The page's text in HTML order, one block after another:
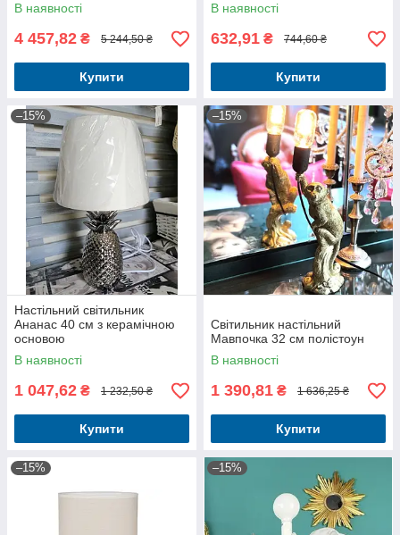
В наявності
4 457,82 ₴ 5 244,50 ₴
Купити
В наявності
632,91 ₴ 744,60 ₴
Купити
–15%
Настільний світильник
Ананас 40 см з керамічною
основою
В наявності
1 047,62 ₴ 1 232,50 ₴
Купити
–15%
Світильник настільний
Мавпочка 32 см полістоун
В наявності
1 390,81 ₴ 1 636,25 ₴
Купити
–15% –15%